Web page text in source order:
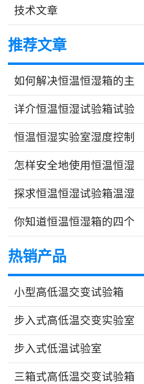
技术文章
推荐文章
如何解决恒温恒湿箱的主
详介恒温恒湿试验箱试验
恒温恒湿实验室湿度控制
怎样安全地使用恒温恒湿
探求恒温恒湿试验箱温湿
你知道恒温恒湿箱的四个
热销产品
小型高低温交变试验箱
步入式高低温交变实验室
步入式低温试验室
三箱式高低温交变试验箱